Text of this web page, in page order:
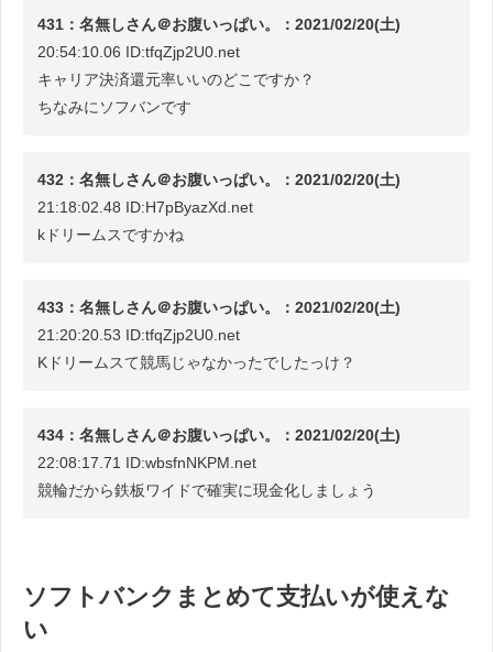
431：名無しさん＠お腹いっぱい。：2021/02/20(土)
20:54:10.06 ID:tfqZjp2U0.net
キャリア決済還元率いいのどこですか？
ちなみにソフバンです
432：名無しさん＠お腹いっぱい。：2021/02/20(土)
21:18:02.48 ID:H7pByazXd.net
kドリームスですかね
433：名無しさん＠お腹いっぱい。：2021/02/20(土)
21:20:20.53 ID:tfqZjp2U0.net
Kドリームスて競馬じゃなかったでしたっけ？
434：名無しさん＠お腹いっぱい。：2021/02/20(土)
22:08:17.71 ID:wbsfnNKPM.net
競輪だから鉄板ワイドで確実に現金化しましょう
ソフトバンクまとめて支払いが使えな
い